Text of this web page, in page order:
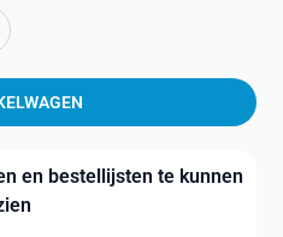
en bestellijsten te kunnen